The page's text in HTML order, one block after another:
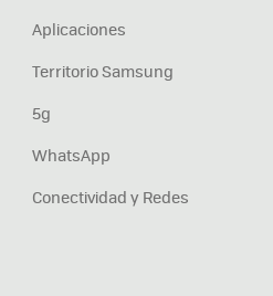
Aplicaciones
Territorio Samsung
5g
WhatsApp
Conectividad y Redes